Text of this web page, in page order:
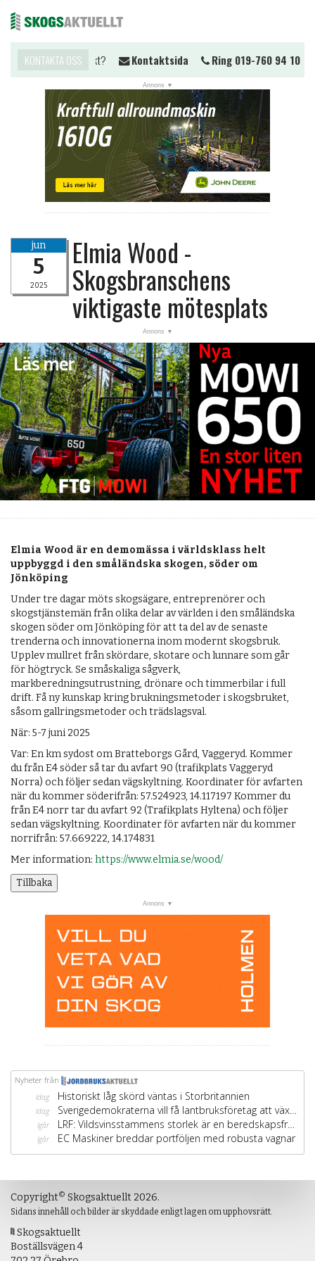
KONTAKTA OSS
Vill du komma i kontakt? Kontaktsida Ring 019-760 94 10
jun
5
2025
Elmia Wood -
Skogsbranschens
viktigaste mötesplats
Elmia Wood är en demomässa i världsklass helt
uppbyggd i den småländska skogen, söder om
Jönköping
Under tre dagar möts skogsägare, entreprenörer och
skogstjänstemän från olika delar av världen i den småländska
skogen söder om Jönköping för att ta del av de senaste
trenderna och innovationerna inom modernt skogsbruk.
Upplev mullret från skördare, skotare och lunnare som går
för högtryck. Se småskaliga sågverk,
markberedningsutrustning, drönare och timmerbilar i full
drift. Få ny kunskap kring brukningsmetoder i skogsbruket,
såsom gallringsmetoder och trädslagsval.
När: 5-7 juni 2025
Var: En km sydost om Bratteborgs Gård, Vaggeryd. Kommer
du från E4 söder så tar du avfart 90 (trafikplats Vaggeryd
Norra) och följer sedan vägskyltning. Koordinater för avfarten
när du kommer söderifrån: 57.524923, 14.117197 Kommer du
från E4 norr tar du avfart 92 (Trafikplats Hyltena) och följer
sedan vägskyltning. Koordinater för avfarten när du kommer
norrifrån: 57.669222, 14.174831
Mer information: https://www.elmia.se/wood/
Tillbaka
Copyright© Skogsaktuellt 2026.
Sidans innehåll och bilder är skyddade enligt lagen om upphovsrätt.
Skogsaktuellt
Boställsvägen 4